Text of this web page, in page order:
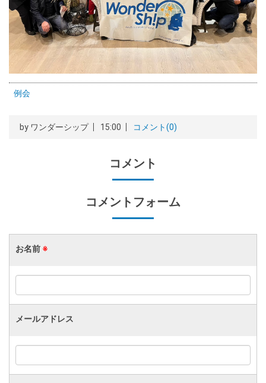
例会
by ワンダーシップ 15:00 コメント(0)
コメント
コメントフォーム
お名前 ※
メールアドレス